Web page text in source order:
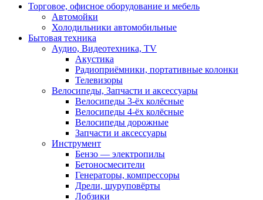
Торговое, офисное оборудование и мебель
Автомойки
Холодильники автомобильные
Бытовая техника
Аудио, Видеотехника, TV
Акустика
Радиоприёмники, портативные колонки
Телевизоры
Велосипеды, Запчасти и аксессуары
Велосипеды 3-ёх колёсные
Велосипеды 4-ёх колёсные
Велосипеды дорожные
Запчасти и аксессуары
Инструмент
Бензо — электропилы
Бетоносмесители
Генераторы, компрессоры
Дрели, шуруповёрты
Лобзики